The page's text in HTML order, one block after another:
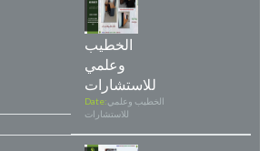
الخطيب
وعلمي
للاستشارات
Date:الخطيب وعلمي
للاستشارات